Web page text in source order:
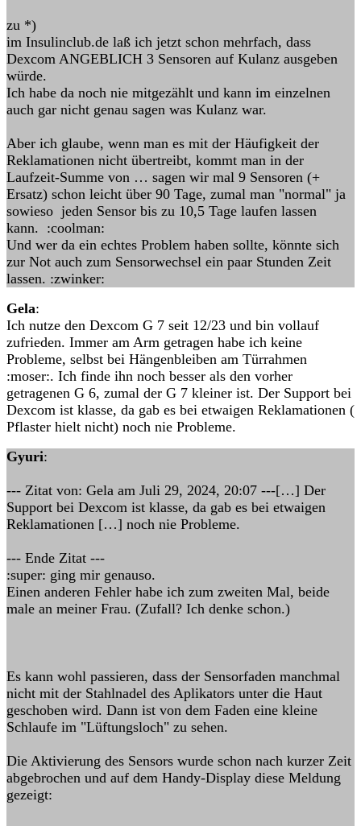
zu *)
im Insulinclub.de laß ich jetzt schon mehrfach, dass
Dexcom ANGEBLICH 3 Sensoren auf Kulanz ausgeben
würde.
Ich habe da noch nie mitgezählt und kann im einzelnen
auch gar nicht genau sagen was Kulanz war.
Aber ich glaube, wenn man es mit der Häufigkeit der
Reklamationen nicht übertreibt, kommt man in der
Laufzeit-Summe von … sagen wir mal 9 Sensoren (+
Ersatz) schon leicht über 90 Tage, zumal man "normal" ja
sowieso jeden Sensor bis zu 10,5 Tage laufen lassen
kann. :coolman:
Und wer da ein echtes Problem haben sollte, könnte sich
zur Not auch zum Sensorwechsel ein paar Stunden Zeit
lassen. :zwinker:
Gela:
Ich nutze den Dexcom G 7 seit 12/23 und bin vollauf
zufrieden. Immer am Arm getragen habe ich keine
Probleme, selbst bei Hängenbleiben am Türrahmen
:moser:. Ich finde ihn noch besser als den vorher
getragenen G 6, zumal der G 7 kleiner ist. Der Support bei
Dexcom ist klasse, da gab es bei etwaigen Reklamationen (
Pflaster hielt nicht) noch nie Probleme.
Gyuri:
--- Zitat von: Gela am Juli 29, 2024, 20:07 ---[…] Der
Support bei Dexcom ist klasse, da gab es bei etwaigen
Reklamationen […] noch nie Probleme.
--- Ende Zitat ---
:super: ging mir genauso.
Einen anderen Fehler habe ich zum zweiten Mal, beide
male an meiner Frau. (Zufall? Ich denke schon.)
Es kann wohl passieren, dass der Sensorfaden manchmal
nicht mit der Stahlnadel des Aplikators unter die Haut
geschoben wird. Dann ist von dem Faden eine kleine
Schlaufe im "Lüftungsloch" zu sehen.
Die Aktivierung des Sensors wurde schon nach kurzer Zeit
abgebrochen und auf dem Handy-Display diese Meldung
gezeigt: